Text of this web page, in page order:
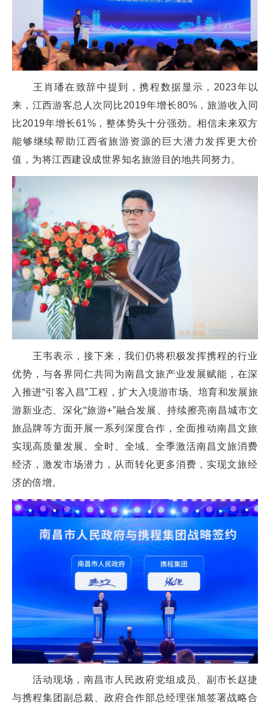
王肖璠在致辞中提到，携程数据显示，2023年以
来，江西游客总人次同比2019年增长80%，旅游收入同
比2019年增长61%，整体势头十分强劲。相信未来双方
能够继续帮助江西省旅游资源的巨大潜力发挥更大价
值，为将江西建设成世界知名旅游目的地共同努力。
王韦表示，接下来，我们仍将积极发挥携程的行业
优势，与各界同仁共同为南昌文旅产业发展赋能，在深
入推进“引客入昌”工程，扩大入境游市场、培育和发展旅
游新业态、深化“旅游+”融合发展、持续擦亮南昌城市文
旅品牌等方面开展一系列深度合作，全面推动南昌文旅
实现高质量发展。全时、全域、全季激活南昌文旅消费
经济，激发市场潜力，从而转化更多消费，实现文旅经
济的倍增。
活动现场，南昌市人民政府党组成员、副市长赵捷
与携程集团副总裁、政府合作部总经理张旭签署战略合